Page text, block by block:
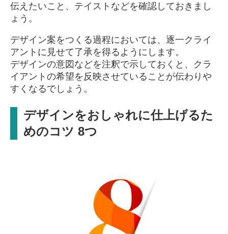
伝えたいこと、テイストなどを確認しておきまし
ょう。
デザイン案をつくる過程においては、逐一クライ
アントに見せて了承を得るようにします。
デザインの意図などを注釈で示しておくと、クラ
イアントの希望を反映させていることが伝わりや
すくなるでしょう。
デザインをおしゃれに仕上げるた
めのコツ 8つ